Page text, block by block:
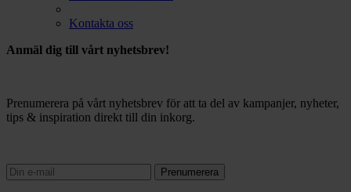
Kontakta oss
Anmäl dig till vårt nyhetsbrev!
Prenumerera på vårt nyhetsbrev för att ta del av kampanjer, nyheter,
tips & inspiration direkt till din inkorg.
Prenumerera